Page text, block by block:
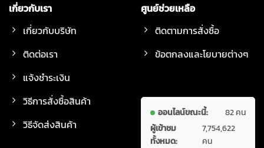
เกี่ยวกับเรา
เกี่ยวกับบริษัท
ติดต่อเรา
แจ้งชำระเงิน
วิธีการสั่งซื้อสินค้า
วิธีจัดส่งสินค้า
ศูนย์ช่วยเหลือ
ติดตามการสั่งซื้อ
ข้อตกลงและโยบายต่างๆ
ออนไลน์ขณะนี้:
82 คน
ผู้เข้าชม
ทั้งหมด:
7,754,622
คน